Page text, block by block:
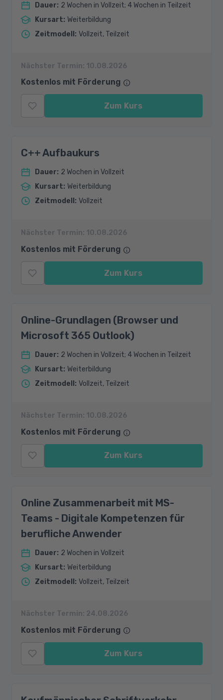
Dauer: 2 Wochen in Vollzeit; 4 Wochen in Teilzeit
Kursart: Weiterbildung
Zeitmodell : Vollzeit, Teilzeit
Nächster Termin: 10.08.2026
Kostenlos mit Förderung
Zum Kurs
C++ Aufbaukurs
Dauer: 2 Wochen in Vollzeit
Kursart: Weiterbildung
Zeitmodell: Vollzeit
Nächster Termin: 10.08.2026
Kostenlos mit Förderung
Zum Kurs
Online-Grundlagen (Browser und
Microsoft 365 Outlook)
Dauer: 2 Wochen in Vollzeit; 4 Wochen in Teilzeit
Kursart: Weiterbildung
Zeitmodell : Vollzeit, Teilzeit
Nächster Termin: 10.08.2026
Kostenlos mit Förderung
Zum Kurs
Online Zusammenarbeit mit MS-
Teams - Digitale Kompetenzen für
berufliche Anwender
Dauer: 2 Wochen in Vollzeit
Kursart: Weiterbildung
Zeitmodell : Vollzeit, Teilzeit
Nächster Termin: 24.08.2026
Kostenlos mit Förderung
Zum Kurs